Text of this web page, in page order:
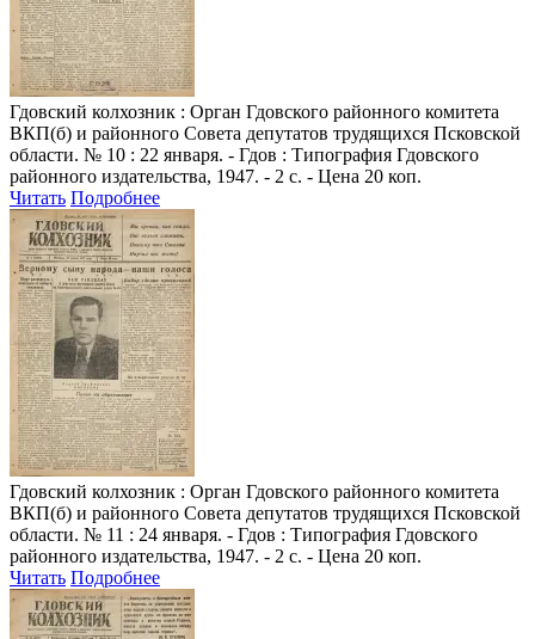
Гдовский колхозник : Орган Гдовского районного комитета
ВКП(б) и районного Совета депутатов трудящихся Псковской
области. № 10 : 22 января. - Гдов : Типография Гдовского
районного издательства, 1947. - 2 с. - Цена 20 коп.
Читать Подробнее
Гдовский колхозник : Орган Гдовского районного комитета
ВКП(б) и районного Совета депутатов трудящихся Псковской
области. № 11 : 24 января. - Гдов : Типография Гдовского
районного издательства, 1947. - 2 с. - Цена 20 коп.
Читать Подробнее